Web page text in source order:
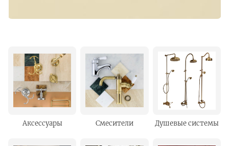
Аксессуары Смесители Душевые системы